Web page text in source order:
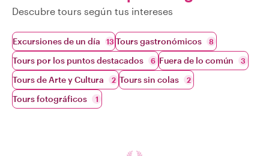
Descubre tours según tus intereses
Excursiones de un día 13 Tours gastronómicos 8
Tours por los puntos destacados 6 Fuera de lo común 3
Tours de Arte y Cultura 2 Tours sin colas 2
Tours fotográficos 1